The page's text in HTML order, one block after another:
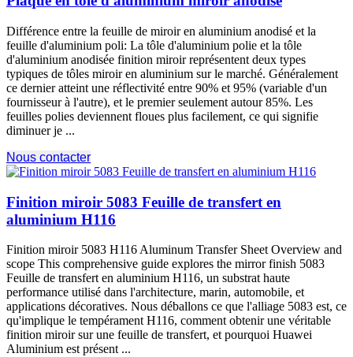
Différence entre la feuille de miroir en aluminium anodisé et la
feuille d'aluminium poli: La tôle d'aluminium polie et la tôle
d'aluminium anodisée finition miroir représentent deux types
typiques de tôles miroir en aluminium sur le marché. Généralement
ce dernier atteint une réflectivité entre 90% et 95% (variable d'un
fournisseur à l'autre), et le premier seulement autour 85%. Les
feuilles polies deviennent floues plus facilement, ce qui signifie
diminuer je ...
Nous contacter
Finition miroir 5083 Feuille de transfert en
aluminium H116
Finition miroir 5083 H116 Aluminum Transfer Sheet Overview and
scope This comprehensive guide explores the mirror finish 5083
Feuille de transfert en aluminium H116, un substrat haute
performance utilisé dans l'architecture, marin, automobile, et
applications décoratives. Nous déballons ce que l'alliage 5083 est, ce
qu'implique le tempérament H116, comment obtenir une véritable
finition miroir sur une feuille de transfert, et pourquoi Huawei
Aluminium est présent ...